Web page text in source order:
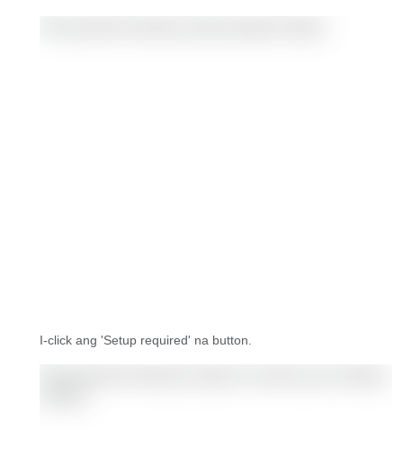
I-click ang 'Setup required' na button.